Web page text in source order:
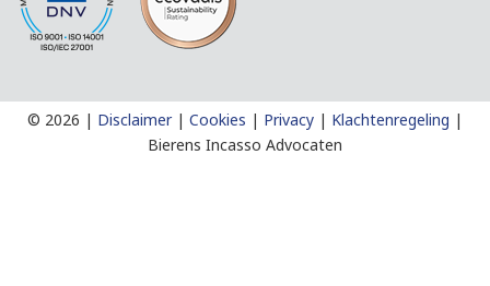
© 2026 | Disclaimer| Cookies | Privacy | Klachtenregeling |
Bierens Incasso Advocaten